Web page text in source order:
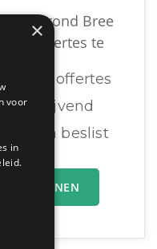
rond Bree
offertes te
tot 3 offertes
Vrijblijvend
en beslist
INDIENEN
×
voor
in